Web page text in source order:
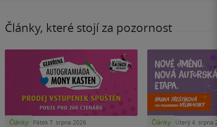
Články, které stojí za pozornost
Články Pátek 7. srpna 2026 Články Úterý 4. srpna